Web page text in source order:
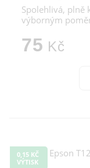
Spolehlivá, plně
výborným
75 Kč
0,15 KČ
VÝTISK